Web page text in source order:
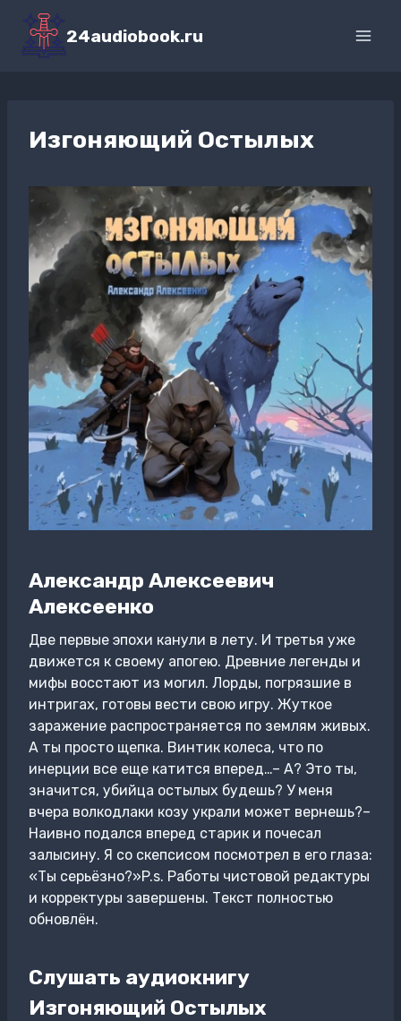
Перейти
содержимому
24audiobook.ru
Изгоняющий Остылых
Александр Алексеевич
Алексеенко
Две первые эпохи канули в лету. И третья уже
движется к своему апогею. Древние легенды и
мифы восстают из могил. Лорды, погрязшие в
интригах, готовы вести свою игру. Жуткое
заражение распространяется по землям живых.
А ты просто щепка. Винтик колеса, что по
инерции все еще катится вперед…– А? Это ты,
значится, убийца остылых будешь? У меня
вчера волкодлаки козу украли может вернешь?–
Наивно подался вперед старик и почесал
залысину. Я со скепсисом посмотрел в его глаза:
«Ты серьёзно?»P.s. Работы чистовой редактуры
и корректуры завершены. Текст полностью
обновлён.
Слушать аудиокнигу
Изгоняющий Остылых